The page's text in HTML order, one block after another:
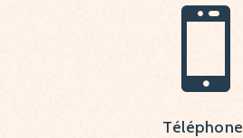

Téléphone